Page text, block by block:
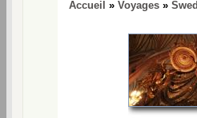
Accueil » Voyages »